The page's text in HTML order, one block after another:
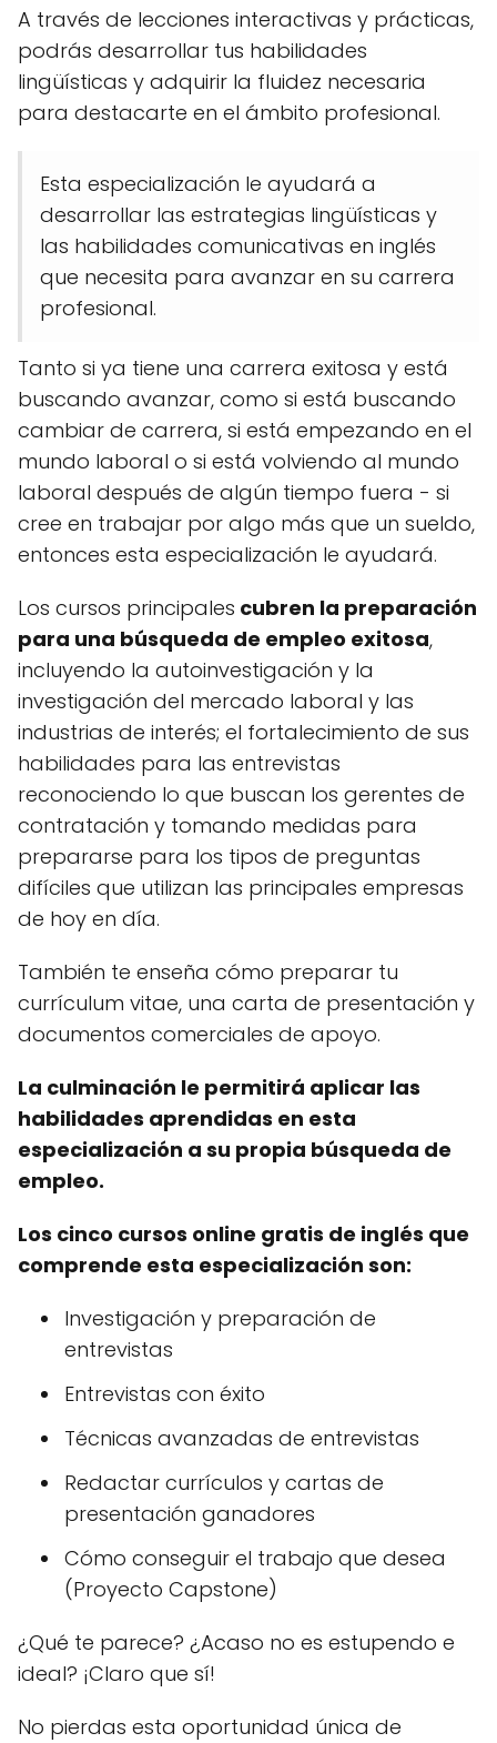
A través de lecciones interactivas y prácticas,
podrás desarrollar tus habilidades
lingüísticas y adquirir la fluidez necesaria
para destacarte en el ámbito profesional.
Esta especialización le ayudará a
desarrollar las estrategias lingüísticas y
las habilidades comunicativas en inglés
que necesita para avanzar en su carrera
profesional.
Tanto si ya tiene una carrera exitosa y está
buscando avanzar, como si está buscando
cambiar de carrera, si está empezando en el
mundo laboral o si está volviendo al mundo
laboral después de algún tiempo fuera - si
cree en trabajar por algo más que un sueldo,
entonces esta especialización le ayudará.
Los cursos principales cubren la preparación
para una búsqueda de empleo exitosa,
incluyendo la autoinvestigación y la
investigación del mercado laboral y las
industrias de interés; el fortalecimiento de sus
habilidades para las entrevistas
reconociendo lo que buscan los gerentes de
contratación y tomando medidas para
prepararse para los tipos de preguntas
difíciles que utilizan las principales empresas
de hoy en día.
También te enseña cómo preparar tu
currículum vitae, una carta de presentación y
documentos comerciales de apoyo.
La culminación le permitirá aplicar las
habilidades aprendidas en esta
especialización a su propia búsqueda de
empleo.
Los cinco cursos online gratis de inglés que
comprende esta especialización son:
Investigación y preparación de
entrevistas
Entrevistas con éxito
Técnicas avanzadas de entrevistas
Redactar currículos y cartas de
presentación ganadores
Cómo conseguir el trabajo que desea
(Proyecto Capstone)
¿Qué te parece? ¿Acaso no es estupendo e
ideal? ¡Claro que sí!
No pierdas esta oportunidad única de